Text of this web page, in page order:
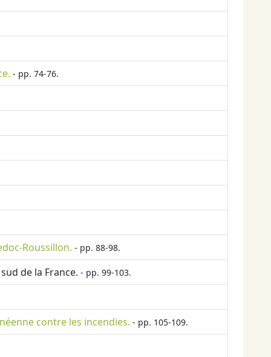
- pp. 74-76.
Roussillon. - pp. 88-98.
de la France. - pp. 99-103.
contre les incendies. - pp. 105-109.